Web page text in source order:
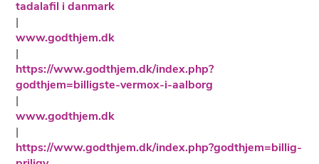
tadalafil i danmark
|
www.godthjem.dk
|
https://www.godthjem.dk/index.php?
godthjem=billigste-vermox-i-aalborg
|
www.godthjem.dk
|
https://www.godthjem.dk/index.php?godthjem=billig-